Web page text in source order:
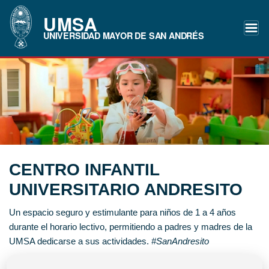
UMSA
UNIVERSIDAD MAYOR DE SAN ANDRÉS
CENTRO INFANTIL
UNIVERSITARIO ANDRESITO
Un espacio seguro y estimulante para niños de 1 a 4 años
durante el horario lectivo, permitiendo a padres y madres de la
UMSA dedicarse a sus actividades. #SanAndresito